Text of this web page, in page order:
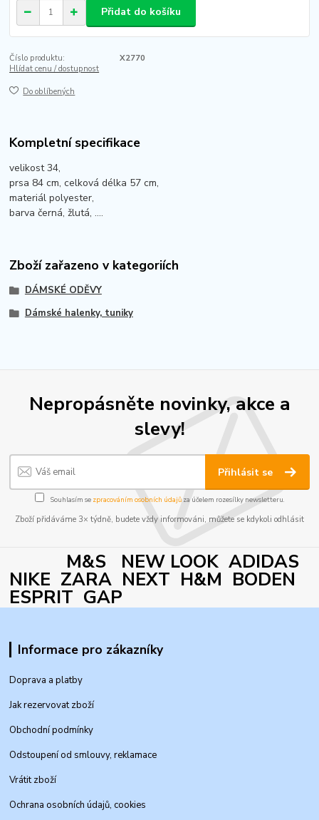
Přidat do košíku
Číslo produktu:
X2770
Hlídat cenu / dostupnost
Do oblíbených
Kompletní specifikace
velikost 34,
prsa 84 cm, celková délka 57 cm,
materiál polyester,
barva černá, žlutá, ....
Zboží zařazeno v kategoriích
DÁMSKÉ ODĚVY
Dámské halenky, tuniky
Nepropásněte novinky, akce a
slevy!
Přihlásit se
Souhlasím se zpracováním osobních údajůza účelem rozesílky newsletteru.
Zboží přidáváme 3× týdně, budete vždy informováni, můžete se kdykoli odhlásit
M&S NEW LOOK ADIDAS
NIKE ZARA NEXT H&M BODEN
ESPRIT GAP
Informace pro zákazníky
Doprava a platby
Jak rezervovat zboží
Obchodní podmínky
Odstoupení od smlouvy, reklamace
Vrátit zboží
Ochrana osobních údajů, cookies